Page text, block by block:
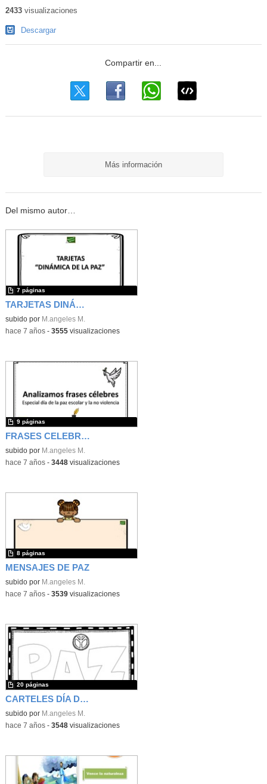
2433visualizaciones
Descargar
Más información
Del mismo autor…
TARJETAS DINÁMICA DE LA PAZ
subido por M.angeles M.
7 páginas
-hace 7 años- 3555visualizaciones
FRASES CELEBRES DE PAZ
subido por M.angeles M.
9 páginas
-hace 7 años- 3448visualizaciones
MENSAJES DE PAZ
subido por M.angeles M.
8 páginas
-hace 7 años- 3539visualizaciones
CARTELES DÍA DE LA PAZ
subido por M.angeles M.
20 páginas
-hace 7 años- 3548visualizaciones